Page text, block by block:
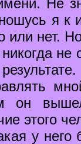
Не
я к
или нет.
не
он
этого
у